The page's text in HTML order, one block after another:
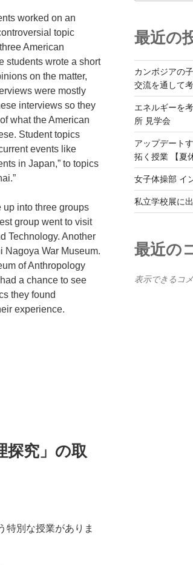
worked on an
topic
American
students wrote a short
on the matter,
were mostly
interviews so they
what the American
Student topics
events like
in Japan,” to topics
up into three groups
group went to visit
Technology. Another
Nagoya War Museum.
of Anthropology
a chance to see
they found
experience.
探究」の取
特別な授業がありま
最近の
カンボジアの
交流を通して
エネルギーを
所 見学会
アップデート
拓く授業 【夏
女子体操部 イ
私立学校展に
最近の
表示できるコ